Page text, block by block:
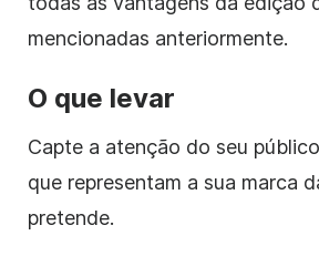
mencionadas anteriormente.
O que levar
Capte a atenção do seu
que representam a sua marca
pretende.